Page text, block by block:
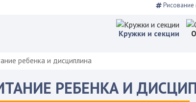
Рисование
Кружки и секции
ребенка и дисциплина
РЕБЕНКА И